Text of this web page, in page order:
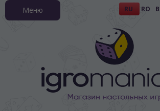
RU RO
Меню